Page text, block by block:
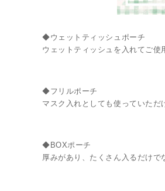
◆ウェットティッシュポーチ
ウェットティッシュを入れてご使
◆フリルポーチ
マスク入れとしても使っていた
◆BOXポーチ
厚みがあり、たくさん入るだけ